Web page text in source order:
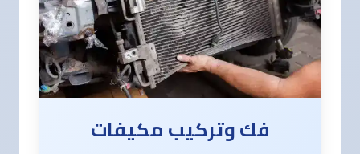
فك وتركيب مكيفات